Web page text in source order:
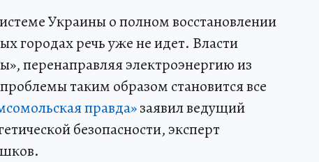
Украины о полном восстановлении
городах речь уже не идет. Власти
перенаправляя электроэнергию из
таким образом становится все
правда»заявил ведущий
безопасности, эксперт